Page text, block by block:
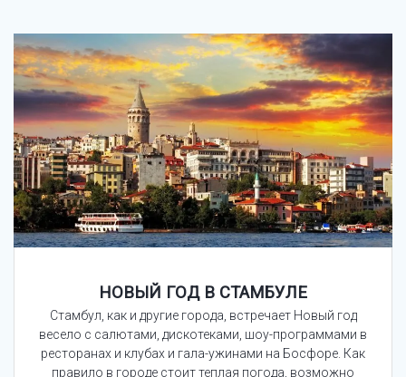
НОВЫЙ ГОД В СТАМБУЛЕ
Стамбул, как и другие города, встречает Новый год
весело с салютами, дискотеками, шоу-программами в
ресторанах и клубах и гала-ужинами на Босфоре. Как
правило в городе стоит теплая погода, возможно